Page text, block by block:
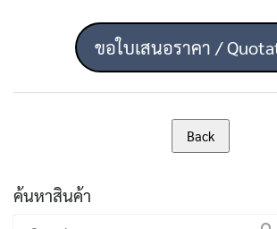
ขอใบเสนอราคา /
ค้นหาสินค้า